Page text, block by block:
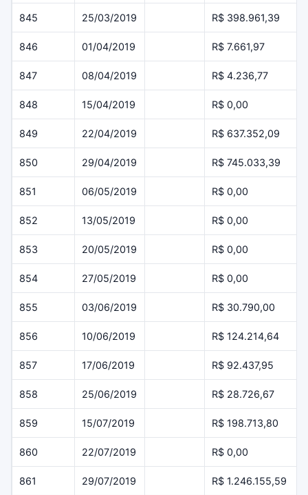
845 25/03/2019 R$ 398.961,39
846 01/04/2019 R$ 7.661,97
847 08/04/2019 R$ 4.236,77
848 15/04/2019 R$ 0,00
849 22/04/2019 R$ 637.352,09
850 29/04/2019 R$ 745.033,39
851 06/05/2019 R$ 0,00
852 13/05/2019 R$ 0,00
853 20/05/2019 R$ 0,00
854 27/05/2019 R$ 0,00
855 03/06/2019 R$ 30.790,00
856 10/06/2019 R$ 124.214,64
857 17/06/2019 R$ 92.437,95
858 25/06/2019 R$ 28.726,67
859 15/07/2019 R$ 198.713,80
860 22/07/2019 R$ 0,00
861 29/07/2019 R$ 1.246.155,59